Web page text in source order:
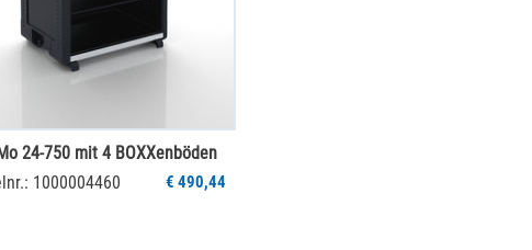
24-750 mit 4 BOXXenböden
1000004460
€ 490,44